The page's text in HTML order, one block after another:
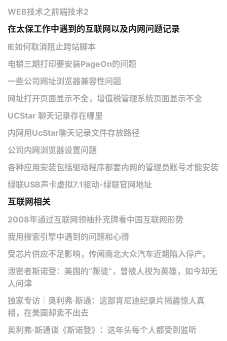
WEB技术之前端技术2
在太保工作中遇到的互联网以及内网问题记录
IE如何取消阻止跨站脚本
电销三期打印要安装PageOn的问题
一些公司网址浏览器兼容性问题
网址打开页面显示不全，增值税管理系统页面显示不全
​UCStar 聊天记录存在哪里
内网用UcStar聊天记录文件存放路径
公司内网浏览器设置问题
各种应用安装包括驱动程序都要内网的管理员账号才能安装
绿联USB声卡虚拟7.1驱动-绿联官网地址
互联网相关
2008年通过互联网领袖扑克牌看中国互联网形势
我用搜索引擎中遇到的问题和心得
受芯片供应不足影响，传闻南北大众汽车近期陷入停产。
泄密者斯诺登：美国的“叛徒”，曾被人视为英雄，如今却无
人问津
独家专访｜奥利弗·斯通：这部肯尼迪纪录片揭露惊人真
相，在美国却卖不出去
奥利弗·斯通谈《斯诺登》：这年头每个人都受到监听